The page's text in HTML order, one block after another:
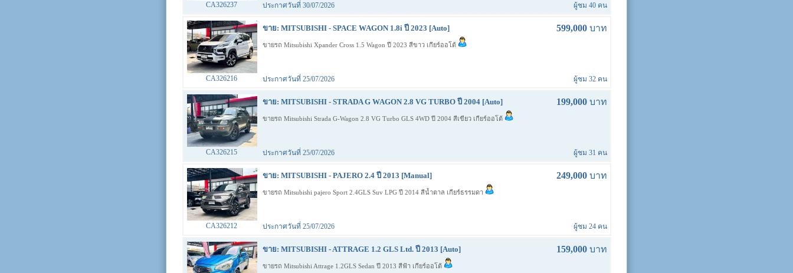
CA326237 ประกาศวันที่ 30/07/2026 ผู้ชม 40 คน
ขาย: MITSUBISHI - SPACE WAGON 1.8i ปี 2023 [Auto] 599,000บาท
ขายรถ Mitsubishi Xpander Cross 1.5 Wagon ปี 2023 สีขาว เกียร์ออโต้
CA326216 ประกาศวันที่ 25/07/2026 ผู้ชม 32 คน
ขาย: MITSUBISHI - STRADA G WAGON 2.8 VG TURBO ปี 2004 [Auto] 199,000บาท
ขายรถ Mitsubishi Strada G-Wagon 2.8 VG Turbo GLS 4WD ปี 2004 สีเขียว เกียร์ออโต้
CA326215 ประกาศวันที่ 25/07/2026 ผู้ชม 31 คน
ขาย: MITSUBISHI - PAJERO 2.4 ปี 2013 [Manual] 249,000บาท
ขายรถ Mitsubishi pajero Sport 2.4GLS Suv LPG ปี 2014 สีน้ำตาล เกียร์ธรรมดา
CA326212 ประกาศวันที่ 25/07/2026 ผู้ชม 24 คน
ขาย: MITSUBISHI - ATTRAGE 1.2 GLS Ltd. ปี 2013 [Auto] 159,000บาท
ขายรถ Mitsubishi Attrage 1.2GLS Sedan ปี 2013 สีฟ้า เกียร์ออโต้